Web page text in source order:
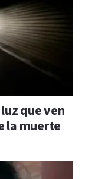
que ven
la muerte